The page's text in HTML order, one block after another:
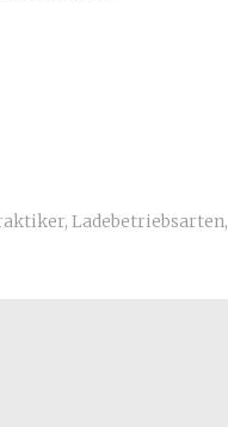
, Ladebetriebsarten,